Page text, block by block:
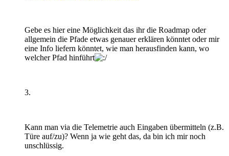
Gebe es hier eine Möglichkeit das ihr die Roadmap oder
allgemein die Pfade etwas genauer erklären könntet oder mir
eine Info liefern könntet, wie man herausfinden kann, wo
welcher Pfad hinführt
3.
Kann man via die Telemetrie auch Eingaben übermitteln (z.B.
Türe auf/zu)? Wenn ja wie geht das, da bin ich mir noch
unschlüssig.